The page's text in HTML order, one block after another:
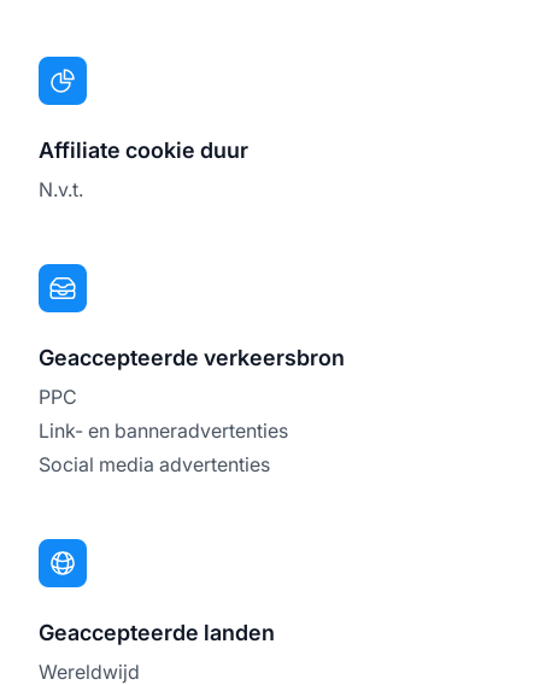
Affiliate cookie duur
N.v.t.
Geaccepteerde verkeersbron
PPC
Link- en banneradvertenties
Social media advertenties
Geaccepteerde landen
Wereldwijd